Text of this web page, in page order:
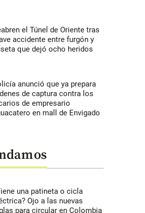
el Túnel de Oriente tras
accidente entre furgón y
que dejó ocho heridos
anunció que ya prepara
de captura contra los
de empresario
en mall de Envigado
una patineta o cicla
Ojo a las nuevas
para circular en Colombia